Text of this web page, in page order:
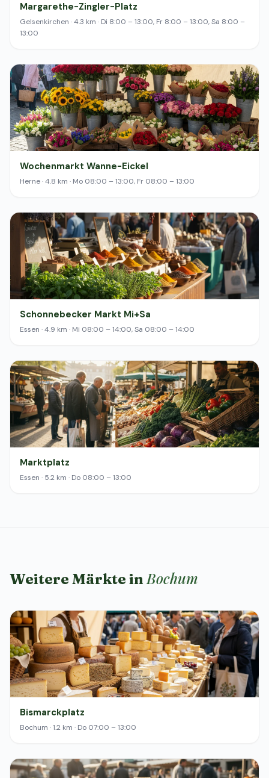
Margarethe-Zingler-Platz
Gelsenkirchen · 4.3 km · Di 8:00 – 13:00, Fr 8:00 – 13:00, Sa 8:00 –
13:00
Wochenmarkt Wanne-Eickel
Herne · 4.8 km · Mo 08:00 – 13:00, Fr 08:00 – 13:00
Schonnebecker Markt Mi+Sa
Essen · 4.9 km · Mi 08:00 – 14:00, Sa 08:00 – 14:00
Marktplatz
Essen · 5.2 km · Do 08:00 – 13:00
Weitere Märkte inBochum
Bismarckplatz
Bochum · 1.2 km · Do 07:00 – 13:00